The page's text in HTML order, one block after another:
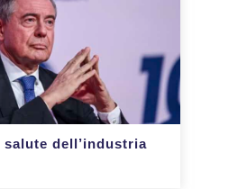
dell’industria